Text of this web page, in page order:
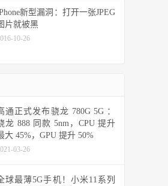
新型漏洞：打开一张JPEG
片就被黑
10-26
通正式发布骁龙 780G 5G ：
龙 888 同款 5nm，CPU 提升
大 45%，GPU 提升 50%
03-26
球最薄5G手机！小米11系列